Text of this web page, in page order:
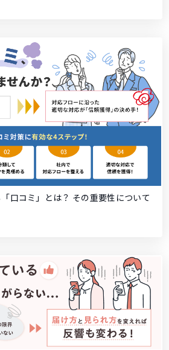
口コミ」とは？ その重要性について